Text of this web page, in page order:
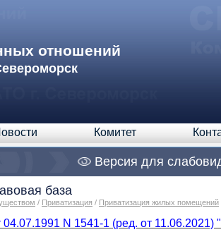
отношений
Комитет
Версия для
база
/ Приватизация / Приватизация жилых помещений
N 1541-1 (ред. от